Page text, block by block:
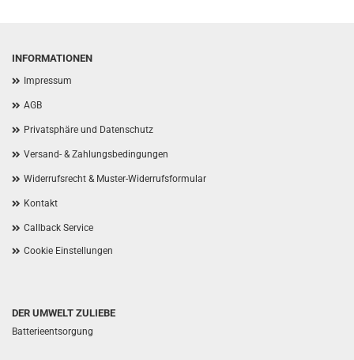
INFORMATIONEN
Impressum
AGB
Privatsphäre und Datenschutz
Versand- & Zahlungsbedingungen
Widerrufsrecht & Muster-Widerrufsformular
Kontakt
Callback Service
Cookie Einstellungen
DER UMWELT ZULIEBE
Batterieentsorgung